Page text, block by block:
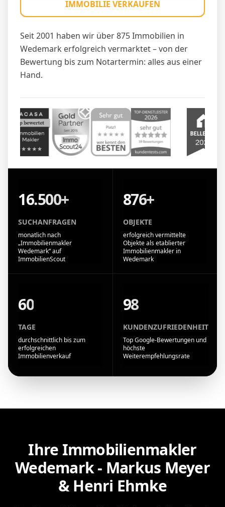
Seit 2001 haben wir über 875 Immobilien in
Wedemark erfolgreich vermarktet – von der
Bewertung bis zum Notartermin: alles aus einer
Hand.
IMMOBILIE VERKAUFEN
16.500+
SUCHANFRAGEN
monatlich nach
„Immobilienmakler
Wedemark“ auf
ImmobilienScout
876+
OBJEKTE
erfolgreich vermittelte
Objekte als etablierter
Immobilienmakler in
Wedemark
60
TAGE
durchschnittlich bis zum
erfolgreichen
Immobilienverkauf
98
KUNDENZUFRIEDENHEIT
Top Google-Bewertungen und
höchste
Weiterempfehlungsrate
Ihre Immobilienmakler
Wedemark - Markus Meyer
& Henri Ehmke